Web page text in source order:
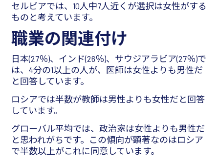
セルビアでは、10人中7人近くが選択は女性がする
ものと考えています。
職業の関連付け
日本(27％)、インド(26％)、サウジアラビア(27％)で
は、4分の1以上の人が、医師は女性よりも男性だ
と回答しています。
ロシアでは半数が教師は男性よりも女性だと回答
しています。
グローバル平均では、政治家は女性よりも男性だ
と思われがちです。この傾向が顕著なのはロシア
で半数以上がこれに同意しています。